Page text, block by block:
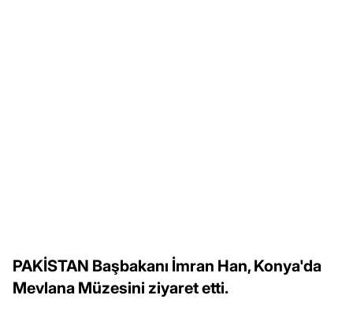
PAKİSTAN Başbakanı İmran Han, Konya'da
Mevlana Müzesini ziyaret etti.